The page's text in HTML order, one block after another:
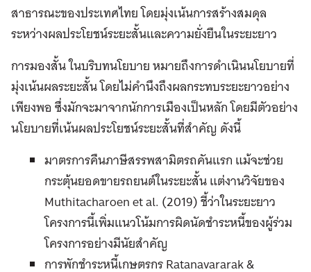
สาธารณะของประเทศไทย โดยมุ่งเน้นการสร้างสมดุล
ระหว่างผลประโยชน์ระยะสั้นและความยั่งยืนในระยะยาว
การมองสั้น ในบริบทนโยบาย หมายถึงการดำเนินนโยบายที่
มุ่งเน้นผลระยะสั้น โดยไม่คำนึงถึงผลกระทบระยะยาวอย่าง
เพียงพอ ซึ่งมักจะมาจากนักการเมืองเป็นหลัก โดยมีตัวอย่าง
นโยบายที่เน้นผลประโยชน์ระยะสั้นที่สำคัญ ดังนี้
มาตรการคืนภาษีสรรพสามิตรถคันแรก แม้จะช่วย
กระตุ้นยอดขายรถยนต์ในระยะสั้น แต่งานวิจัยของ
Muthitacharoen et al. (2019) ชี้ว่าในระยะยาว
โครงการนี้เพิ่มแนวโน้มการผิดนัดชำระหนี้ของผู้ร่วม
โครงการอย่างมีนัยสำคัญ
การพักชำระหนี้เกษตรกร Ratanavararak &